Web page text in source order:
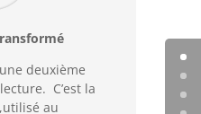
deuxième
C’est la
au